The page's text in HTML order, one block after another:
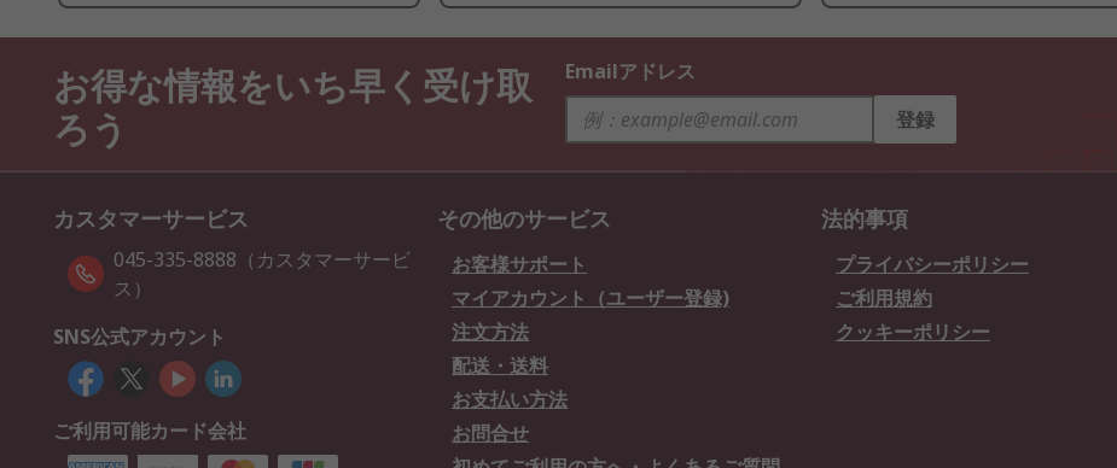
お得な情報をいち早く受け取
ろう
Emailアドレス
登録
カスタマーサービス
045-335-8888（カスタマーサービ
ス）
SNS公式アカウント
ご利用可能カード会社
その他のサービス
お客様サポート
マイアカウント（ユーザー登録)
注文方法
配送・送料
お支払い方法
お問合せ
法的事項
プライバシーポリシー
ご利用規約
クッキーポリシー